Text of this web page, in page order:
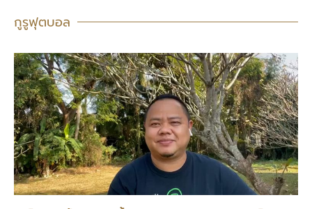
กูรูฟุตบอล